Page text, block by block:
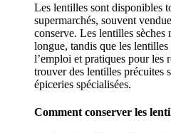
Les lentilles sont disponibles
supermarchés, souvent
conserve. Les lentilles sèches
longue, tandis que les lentilles
l’emploi et pratiques pour les
trouver des lentilles précuites
épiceries spécialisées.
Comment conserver les